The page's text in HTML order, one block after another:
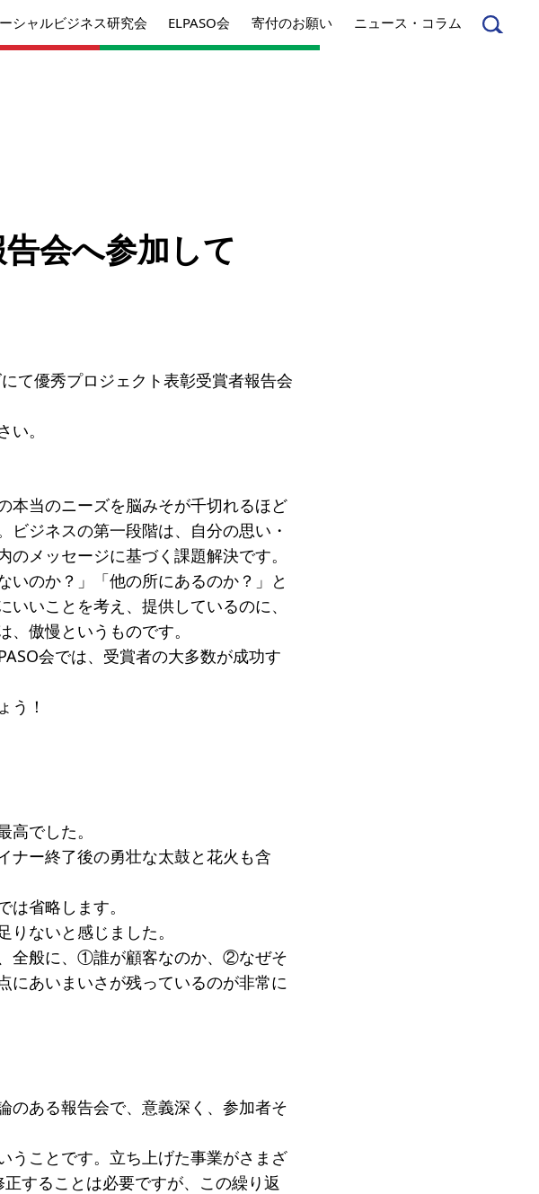
組織
事業内容
ソーシャルビジネスとは
丸和育志会の考える
ソーシャルビジネス
会員限定ページ
シャルビジネス研究会 ELPASO会 寄付のお願い ニュース・コラム
会へ参加して
て優秀プロジェクト表彰受賞者報告会
。
本当のニーズを脳みそが千切れるほど
ジネスの第一段階は、自分の思い・
メッセージに基づく課題解決です。
いのか？」「他の所にあるのか？」と
いことを考え、提供しているのに、
傲慢というものです。
会では、受賞者の大多数が成功す
う！
でした。
ナー終了後の勇壮な太鼓と花火も含
省略します。
ないと感じました。
全般に、①誰が顧客なのか、②なぜそ
にあいまいさが残っているのが非常に
のある報告会で、意義深く、参加者そ
うことです。立ち上げた事業がさまざ
することは必要ですが、この繰り返